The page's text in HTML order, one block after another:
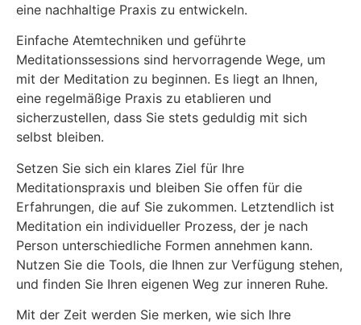
eine nachhaltige Praxis zu entwickeln.
Einfache Atemtechniken und geführte
Meditationssessions sind hervorragende Wege, um
mit der Meditation zu beginnen. Es liegt an Ihnen,
eine regelmäßige Praxis zu etablieren und
sicherzustellen, dass Sie stets geduldig mit sich
selbst bleiben.
Setzen Sie sich ein klares Ziel für Ihre
Meditationspraxis und bleiben Sie offen für die
Erfahrungen, die auf Sie zukommen. Letztendlich ist
Meditation ein individueller Prozess, der je nach
Person unterschiedliche Formen annehmen kann.
Nutzen Sie die Tools, die Ihnen zur Verfügung stehen,
und finden Sie Ihren eigenen Weg zur inneren Ruhe.
Mit der Zeit werden Sie merken, wie sich Ihre